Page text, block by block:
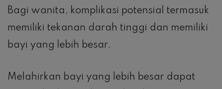
Bagi wanita, komplikasi potensial termasuk
memiliki tekanan darah tinggi dan memiliki
bayi yang lebih besar.
Melahirkan bayi yang lebih besar dapat